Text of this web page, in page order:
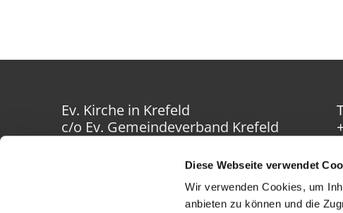
Diese Webseite verwendet
Wir verwenden Cookies, um
anbieten zu können und die
Ev. Kirche in Krefeld
c/o Ev. Gemeindeverband Krefeld